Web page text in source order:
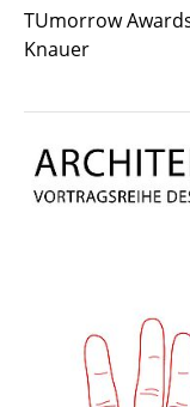
TUmorrow
Knauer